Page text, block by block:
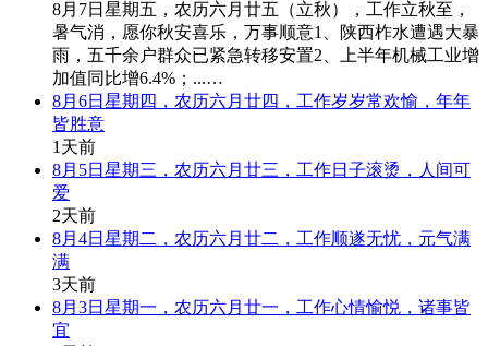
8月7日星期五，农历六月廿五（立秋），工作立秋至，
暑气消，愿你秋安喜乐，万事顺意1、陕西柞水遭遇大暴
雨，五千余户群众已紧急转移安置2、上半年机械工业增
加值同比增6.4%；...…
8月6日星期四，农历六月廿四，工作岁岁常欢愉，年年
皆胜意
1天前
8月5日星期三，农历六月廿三，工作日子滚烫，人间可
爱
2天前
8月4日星期二，农历六月廿二，工作顺遂无忧，元气满
满
3天前
8月3日星期一，农历六月廿一，工作心情愉悦，诸事皆
宜